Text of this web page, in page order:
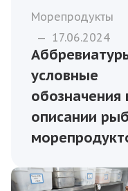
Морепродукты
— 17.06.2024
условные
обозначения
описании